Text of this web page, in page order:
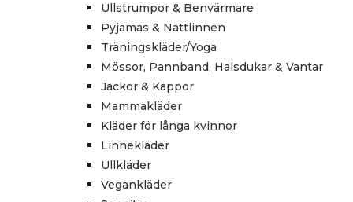
Ullstrumpor & Benvärmare
Pyjamas & Nattlinnen
Träningskläder/Yoga
Mössor, Pannband, Halsdukar & Vantar
Jackor & Kappor
Mammakläder
Kläder för långa kvinnor
Linnekläder
Ullkläder
Vegankläder